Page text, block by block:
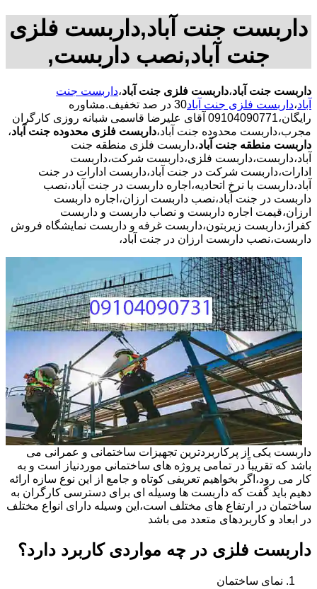
داربست جنت آباد,داربست فلزی
جنت آباد,نصب داربست,
داربست جنت آباد،داربست فلزی جنت آباد،داربست جنت
آباد،داربست فلزی جنت آباد
30 در صد تخفیف.مشاوره
رایگان،09104090771 آقای علیرضا قاسمی شبانه روزی کارگران
مجرب،داربست محدوده جنت آباد،داربست فلزی محدوده جنت آباد،
داربست منطقه جنت آباد،داربست فلزی منطقه جنت
آباد،داربست،داربست فلزی،داربست شرکت،داربست
ادارات،داربست شرکت در جنت آباد،داربست ادارات در جنت
آباد،داربست با نرخ اتحادیه،اجاره داربست در جنت آباد،نصب
داربست در جنت آباد،نصب داربست ارزان،اجاره داربست
ارزان،قیمت اجاره داربست و نصاب داربست و داربست
کفراژ،داربست زیربتون،داربست غرفه و داربست نمایشگاه فروش
داربست،نصب داربست ارزان در جنت آباد،
داربست یکی از پرکاربردترین تجهیزات ساختمانی و عمرانی می
باشد که تقریباً در تمامی پروژه های ساختمانی موردنیاز است و به
کار می رود،اگر بخواهیم تعریفی کوتاه و جامع از این نوع سازه ارائه
دهیم باید گفت که داربست ها وسیله ای برای دسترسی کارگران به
ساختمان در ارتفاع های مختلف است،این وسیله دارای انواع مختلف
در ابعاد و کاربردهای متعدد می باشد
داربست فلزی در چه مواردی کاربرد دارد؟
نمای ساختمان